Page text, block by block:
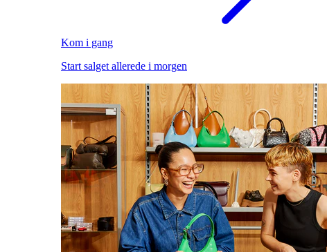
Kom i gang
Start salget allerede i morgen